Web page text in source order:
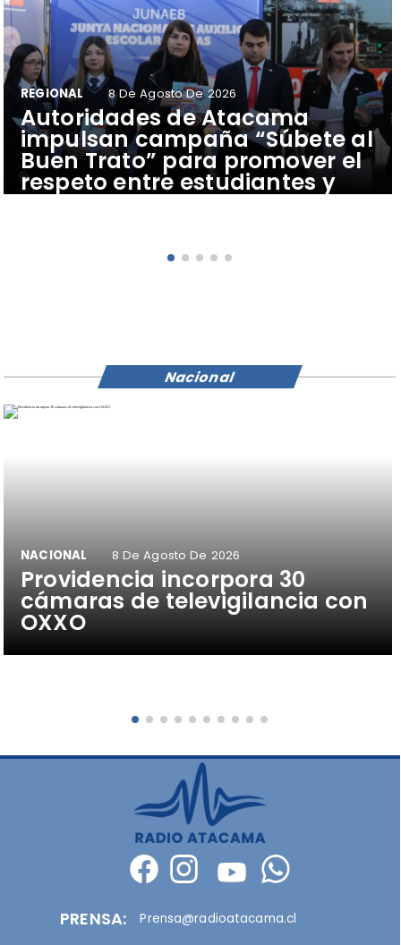
Autoridades de Atacama
impulsan campaña “Súbete al
Buen Trato” para promover el
respeto entre estudiantes y
conductores del transporte
REGIONAL 8 De Agosto De 2026
Providencia incorpora 30
cámaras de televigilancia con
OXXO
NACIONAL 8 De Agosto De 2026
Nacional
PRENSA: Prensa@radioatacama.cl